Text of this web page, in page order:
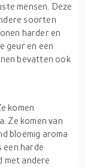
mensen. Deze
soorten
harder en
geur en een
bevatten ook
komen
Ze komen van
bloemig aroma
een harde
met andere